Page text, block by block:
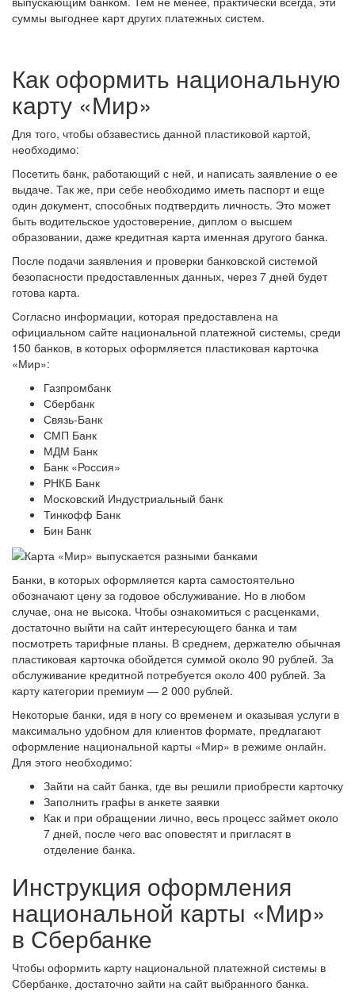
суммы выгоднее карт других платежных систем.
Как оформить национальную
карту «Мир»
Для того, чтобы обзавестись данной пластиковой картой,
необходимо:
Посетить банк, работающий с ней, и написать заявление о ее
выдаче. Так же, при себе необходимо иметь паспорт и еще
один документ, способных подтвердить личность. Это может
быть водительское удостоверение, диплом о высшем
образовании, даже кредитная карта именная другого банка.
После подачи заявления и проверки банковской системой
безопасности предоставленных данных, через 7 дней будет
готова карта.
Согласно информации, которая предоставлена на
официальном сайте национальной платежной системы, среди
150 банков, в которых оформляется пластиковая карточка
«Мир»:
Газпромбанк
Сбербанк
Связь-Банк
СМП Банк
МДМ Банк
Банк «Россия»
РНКБ Банк
Московский Индустриальный банк
Тинкофф Банк
Бин Банк
Банки, в которых оформляется карта самостоятельно
обозначают цену за годовое обслуживание. Но в любом
случае, она не высока. Чтобы ознакомиться с расценками,
достаточно выйти на сайт интересующего банка и там
посмотреть тарифные планы. В среднем, держателю обычная
пластиковая карточка обойдется суммой около 90 рублей. За
обслуживание кредитной потребуется около 400 рублей. За
карту категории премиум — 2 000 рублей.
Некоторые банки, идя в ногу со временем и оказывая услуги в
максимально удобном для клиентов формате, предлагают
оформление национальной карты «Мир» в режиме онлайн.
Для этого необходимо:
Зайти на сайт банка, где вы решили приобрести карточку
Заполнить графы в анкете заявки
Как и при обращении лично, весь процесс займет около
7 дней, после чего вас оповестят и пригласят в
отделение банка.
Инструкция оформления
национальной карты «Мир»
в Сбербанке
Чтобы оформить карту национальной платежной системы в
Сбербанке, достаточно зайти на сайт выбранного банка.